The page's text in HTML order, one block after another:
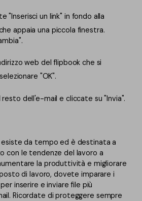
"Inserisci un link" in fondo alla
appaia una piccola finestra.
web del flipbook che si
"OK".
dell'e-mail e cliccate su "Invia".
da tempo ed è destinata a
con le tendenze del lavoro a
la produttività e migliorare
di lavoro, dovete imparare i
inserire e inviare file più
Ricordate di proteggere sempre